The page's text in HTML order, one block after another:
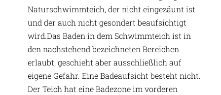
Naturschwimmteich, der nicht eingezäunt ist
und der auch nicht gesondert beaufsichtigt
wird.Das Baden in dem Schwimmteich ist in
den nachstehend bezeichneten Bereichen
erlaubt, geschieht aber ausschließlich auf
eigene Gefahr. Eine Badeaufsicht besteht nicht.
Der Teich hat eine Badezone im vorderen